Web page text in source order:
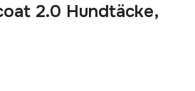
2.0 Hundtäcke,